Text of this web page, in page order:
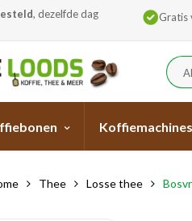
, dezelfde dag
Gratis
Koffiemachines
Thee Losse thee